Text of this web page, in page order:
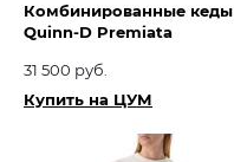
Комбинированные кеды
Quinn-D Premiata
31 500 руб.
Купить на ЦУМ